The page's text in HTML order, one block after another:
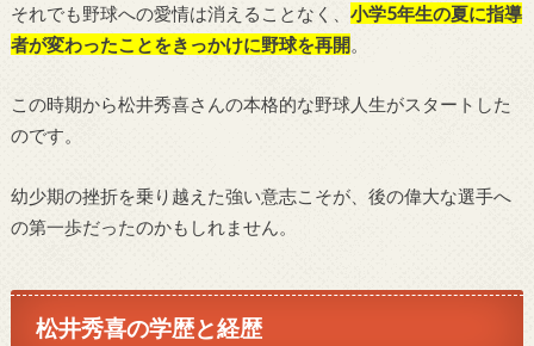
それでも野球への愛情は消えることなく、 小学5年生の夏に指導
者が変わったことをきっかけに野球を再開。
この時期から松井秀喜さんの本格的な野球人生がスタートした
のです。
幼少期の挫折を乗り越えた強い意志こそが、後の偉大な選手へ
の第一歩だったのかもしれません。
松井秀喜の学歴と経歴